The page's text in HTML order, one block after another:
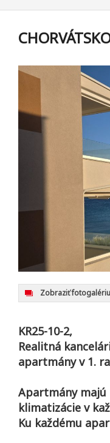
Zobraziť fotogalériu
KR25-10-2,
Realitná
apartmány v 1.
Apartmány
klimatizácie v
Ku každému